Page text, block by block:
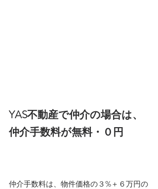
YAS不動産で仲介の場合は、
仲介手数料が無料・０円
仲介手数料は、物件価格の３%＋６万円の